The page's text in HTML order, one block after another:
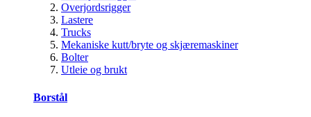
Overjordsrigger
Lastere
Trucks
Mekaniske kutt/bryte og skjæremaskiner
Bolter
Utleie og brukt
Borstål